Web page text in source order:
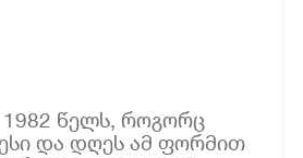
წელს, როგორც
და დღეს ამ ფორმით